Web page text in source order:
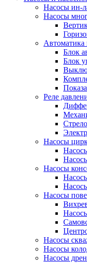
Насосы ин-
Насосы
Блок
Блок
Реле
Насосы
Насосы
Насосы
Насосы
Насосы
Насосы